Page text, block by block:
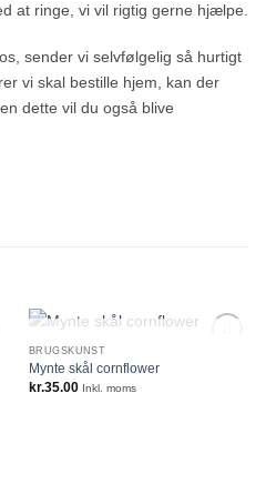
at ringe, vi vil rigtig gerne hjælpe.
sender vi selvfølgelig så hurtigt
vi skal bestille hjem, kan der
dette vil du også blive
IKKE PÅ LAGER
BRUGSKUNST
Mynte skål cornflower
kr.35.00 Inkl. moms